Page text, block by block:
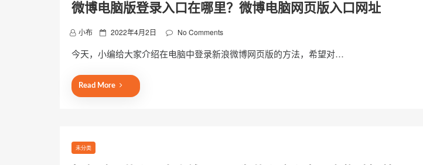
微博电脑版登录入口在哪里？微博电脑网页版入口网址
小布
P
s
e
d
2022年4月2日 No Comments
今天，小编给大家介绍在电脑中登录新浪微博网页版的方法，希望对…
Read More
未分类